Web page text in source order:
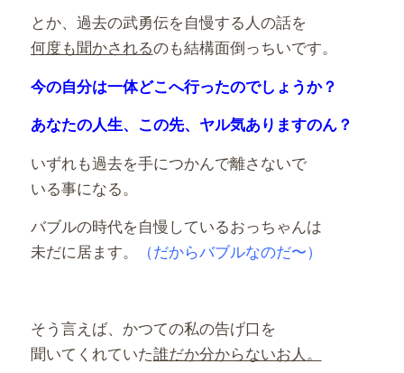
とか、過去の武勇伝を自慢する人の話を
何度も聞かされるのも結構面倒っちいです。
今の自分は一体どこへ行ったのでしょうか？
あなたの人生、この先、ヤル気ありますのん？
いずれも過去を手につかんで離さないで
いる事になる。
バブルの時代を自慢しているおっちゃんは
未だに居ます。
（だからバブルなのだ〜）
そう言えば、かつての私の告げ口を
聞いてくれていた誰だか分からないお人。